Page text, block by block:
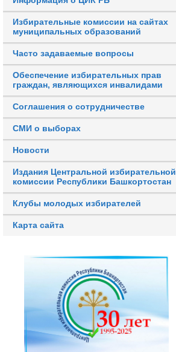
Избирательные комиссии на сайтах
муниципальных образований
Часто задаваемые вопросы
Обеспечение избирательных прав
граждан, являющихся инвалидами
Соглашения о сотрудничестве
СМИ о выборах
Новости
Издания Центральной избирательной
комиссии Республики Башкортостан
Клубы молодых избирателей
Карта сайта